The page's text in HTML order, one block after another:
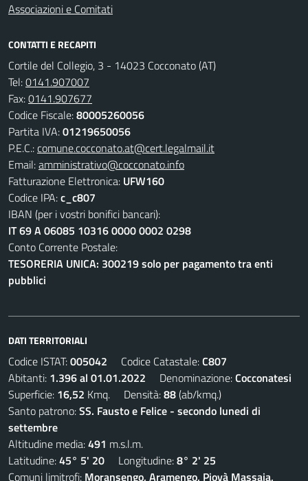
Associazioni e Comitati
CONTATTI E RECAPITI
Cortile del Collegio, 3 - 14023 Cocconato (AT)
Tel:0141.907007
Fax:0141.907677
Codice Fiscale:80005260056
Partita IVA:01219650056
P.E.C.:comune.cocconato.at@cert.legalmail.it
Email:amministrativo@cocconato.info
Fatturazione Elettronica: UFW160
Codice IPA:c_c807
IBAN (per i vostri bonifici bancari):
IT 69 A 06085 10316 0000 0002 0298
Conto Corrente Postale:
TESORERIA UNICA: 300219 solo per pagamento tra enti
pubblici
DATI TERRITORIALI
Codice ISTAT:005042 Codice Catastale:C807
Abitanti: 1.396 al 01.01.2022 Denominazione:Cocconatesi
Superficie: 16,52 Kmq. Densità:88(ab/kmq.)
Santo patrono:SS. Fausto e Felice - secondo lunedi di
settembre
Altitudine media:491 m.s.l.m.
Latitudine:45° 5' 20 Longitudine:8° 2' 25
Comuni limitrofi: Moransengo, Aramengo, Piovà Massaia,